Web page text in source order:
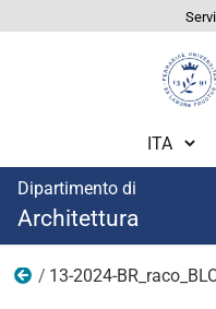
Cambia
Dipartimento di
Architettura
News
13-2024-